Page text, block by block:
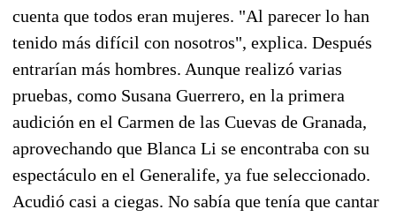
cuenta que todos eran mujeres. "Al parecer lo han
tenido más difícil con nosotros", explica. Después
entrarían más hombres. Aunque realizó varias
pruebas, como Susana Guerrero, en la primera
audición en el Carmen de las Cuevas de Granada,
aprovechando que Blanca Li se encontraba con su
espectáculo en el Generalife, ya fue seleccionado.
Acudió casi a ciegas. No sabía que tenía que cantar